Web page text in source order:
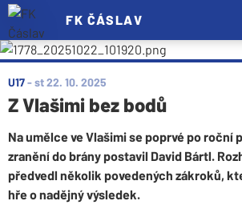
FK ČÁSLAV
U17-st 22. 10. 2025
Z Vlašimi bez bodů
Na umělce ve Vlašimi se poprvé po roční
zranění do brány postavil David Bártl.
předvedl několik povedených zákroků,
hře o nadějný výsledek.